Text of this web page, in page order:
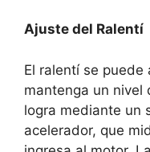
Ajuste del Ralentí
El ralentí se
mantenga un nivel
logra mediante un
acelerador, que